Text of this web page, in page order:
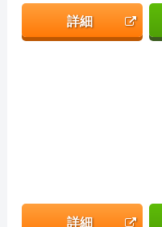
詳細
詳細